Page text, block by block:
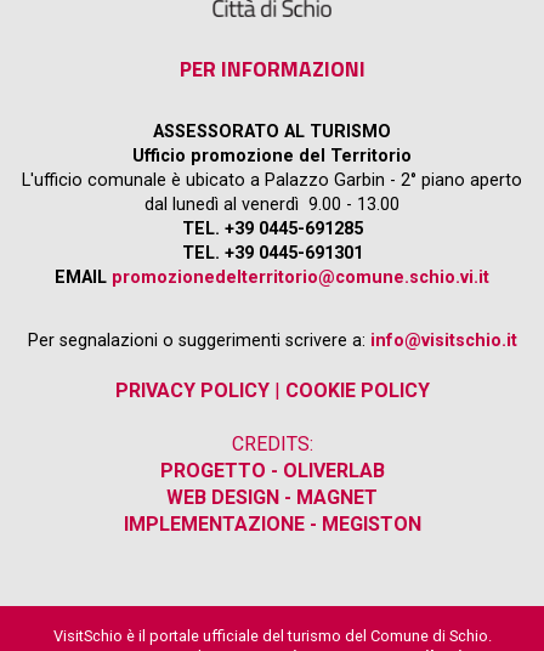
PER INFORMAZIONI
ASSESSORATO AL TURISMO
Ufficio promozione del Territorio
L'ufficio comunale è ubicato a Palazzo Garbin - 2° piano aperto
dal lunedì al venerdì 9.00 - 13.00
TEL. +39 0445-691285
TEL. +39 0445-691301
EMAIL promozionedelterritorio@comune.schio.vi.it
Per segnalazioni o suggerimenti scrivere a: info@visitschio.it
PRIVACY POLICY| COOKIE POLICY
CREDITS:
PROGETTO - OLIVERLAB
WEB DESIGN - MAGNET
IMPLEMENTAZIONE - MEGISTON
VisitSchio è il portale ufficiale del turismo del Comune di Schio.